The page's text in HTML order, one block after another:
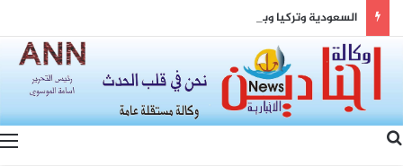
السعودية وتركيا وباكستان: مثلث القوة وصياغة شرق أوسط جديد